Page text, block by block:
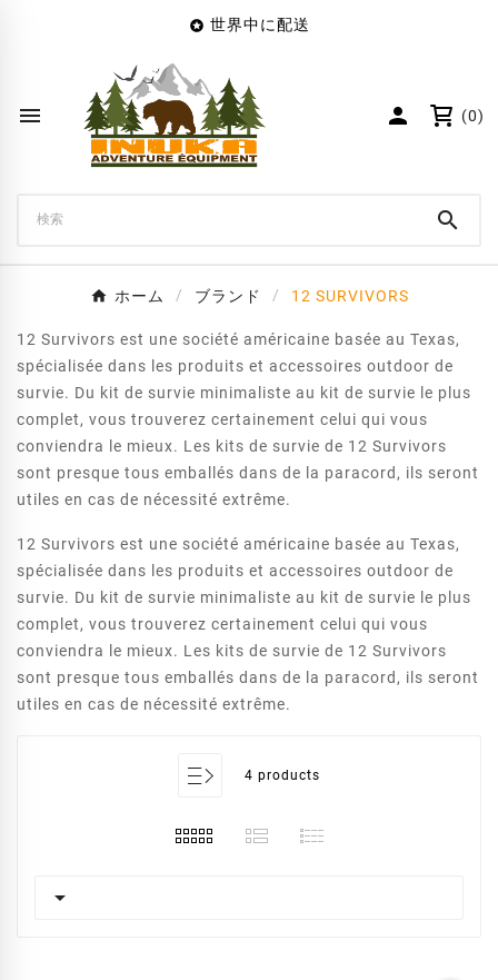
 世界中に配送
  (0)

ホーム ブランド 12 SURVIVORS
12 Survivors est une société américaine basée au Texas,
spécialisée dans les produits et accessoires outdoor de
survie. Du kit de survie minimaliste au kit de survie le plus
complet, vous trouverez certainement celui qui vous
conviendra le mieux. Les kits de survie de 12 Survivors
sont presque tous emballés dans de la paracord, ils seront
utiles en cas de nécessité extrême.
12 Survivors est une société américaine basée au Texas,
spécialisée dans les produits et accessoires outdoor de
survie. Du kit de survie minimaliste au kit de survie le plus
complet, vous trouverez certainement celui qui vous
conviendra le mieux. Les kits de survie de 12 Survivors
sont presque tous emballés dans de la paracord, ils seront
utiles en cas de nécessité extrême.
4 products

Wishlist name